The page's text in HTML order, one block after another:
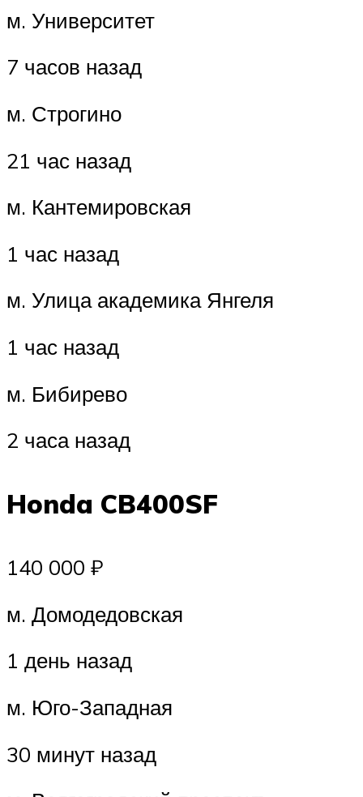
м. Университет
7 часов назад
м. Строгино
21 час назад
м. Кантемировская
1 час назад
м. Улица академика Янгеля
1 час назад
м. Бибирево
2 часа назад
Honda CB400SF
140 000 ₽
м. Домодедовская
1 день назад
м. Юго-Западная
30 минут назад